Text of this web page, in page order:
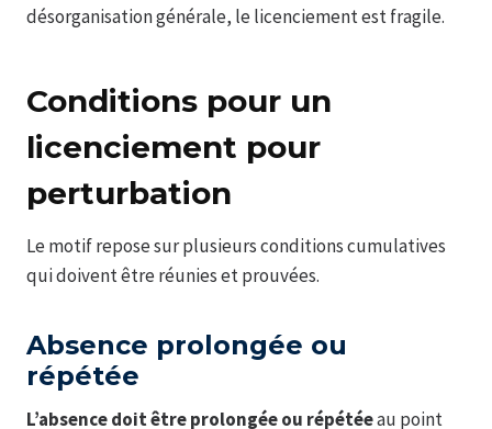
désorganisation générale, le licenciement est fragile.
Conditions pour un
licenciement pour
perturbation
Le motif repose sur plusieurs conditions cumulatives
qui doivent être réunies et prouvées.
Absence prolongée ou
répétée
L’absence doit être prolongée ou répétéeau point